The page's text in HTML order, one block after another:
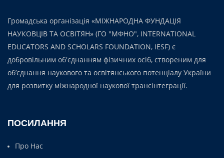
Громадська організація «МІЖНАРОДНА ФУНДАЦІЯ
НАУКОВЦІВ ТА ОСВІТЯН» (ГО "МФНО", INTERNATIONAL
EDUCATORS AND SCHOLARS FOUNDATION, IESF) є
добровільним об'єднанням фізичних осіб, створеним для
об’єднання наукового та освітянського потенціалу України
для розвитку міжнародної наукової трансінтеграції.
ПОСИЛАННЯ
Про Нас